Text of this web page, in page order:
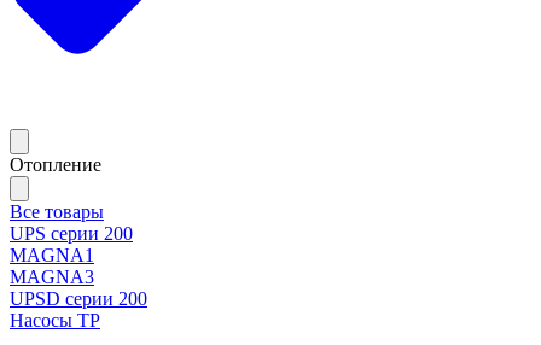
Отопление
Все товары
UPS серии 200
MAGNA1
MAGNA3
UPSD серии 200
Насосы TP